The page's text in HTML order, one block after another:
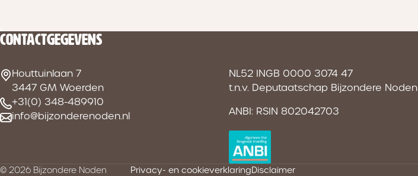
CONTACTGEGEVENS
Houttuinlaan 7
3447 GM Woerden
+31(0) 348-489910
info@bijzonderenoden.nl
NL52 INGB 0000 3074 47
t.n.v. Deputaatschap Bijzondere Noden
ANBI: RSIN 802042703
© 2026 Bijzondere Noden Privacy- en cookieverklaringDisclaimer